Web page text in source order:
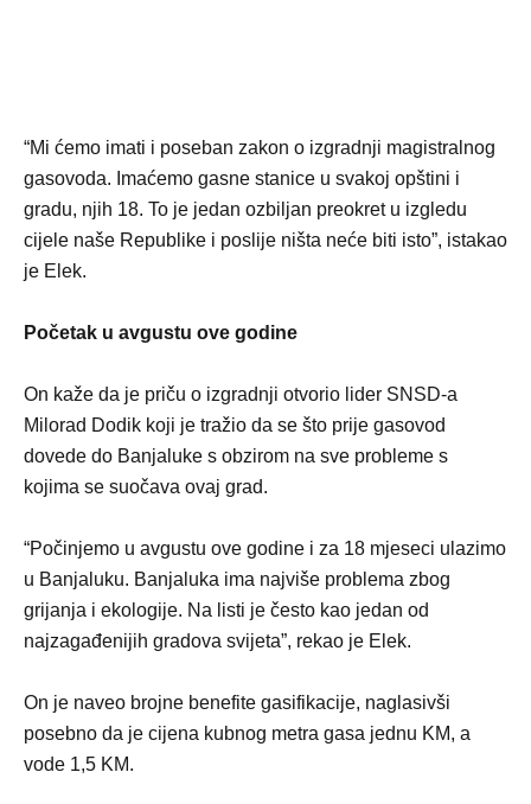
“Mi ćemo imati i poseban zakon o izgradnji magistralnog
gasovoda. Imaćemo gasne stanice u svakoj opštini i
gradu, njih 18. To je jedan ozbiljan preokret u izgledu
cijele naše Republike i poslije ništa neće biti isto”, istakao
je Elek.
Početak u avgustu ove godine
On kaže da je priču o izgradnji otvorio lider SNSD-a
Milorad Dodik koji je tražio da se što prije gasovod
dovede do Banjaluke s obzirom na sve probleme s
kojima se suočava ovaj grad.
“Počinjemo u avgustu ove godine i za 18 mjeseci ulazimo
u Banjaluku. Banjaluka ima najviše problema zbog
grijanja i ekologije. Na listi je često kao jedan od
najzagađenijih gradova svijeta”, rekao je Elek.
On je naveo brojne benefite gasifikacije, naglasivši
posebno da je cijena kubnog metra gasa jednu KM, a
vode 1,5 KM.